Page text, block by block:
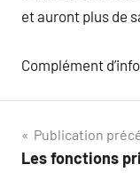
et auront plus de
Complément
Navigation
de
Publication
Les fonctions